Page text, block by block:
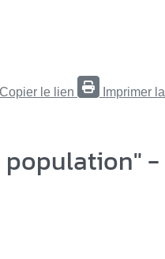
Copier le lien
Imprimer la
population" -